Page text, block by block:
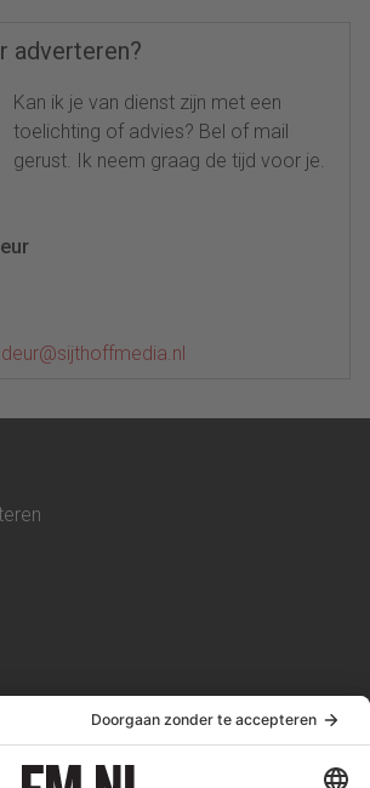
adverteren?
Kan ik je van dienst zijn met een
toelichting of advies? Bel of mail
gerust. Ik neem graag de tijd voor je.